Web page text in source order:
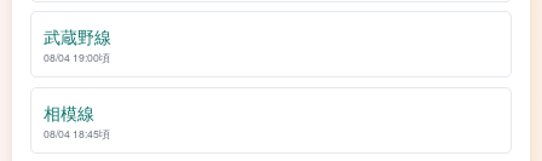
武蔵野線
08/04 19:00頃
相模線
08/04 18:45頃